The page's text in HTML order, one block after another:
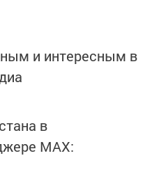
и интересным в
в
MАХ: